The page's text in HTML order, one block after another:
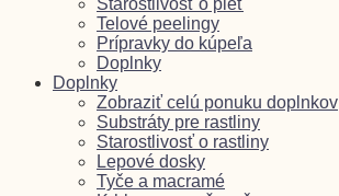
Starostlivosť o pleť
Telové peelingy
Prípravky do kúpeľa
Doplnky
Doplnky
Zobraziť celú ponuku doplnkov
Substráty pre rastliny
Starostlivosť o rastliny
Lepové dosky
Tyče a macramé